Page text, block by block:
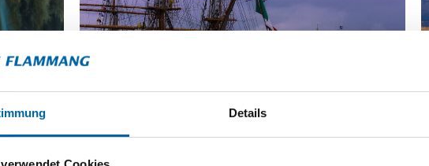
Details
AB
1865€
Das weltweit größte Treffen von Großseglern